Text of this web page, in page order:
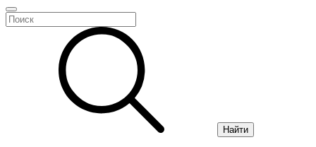
Найти